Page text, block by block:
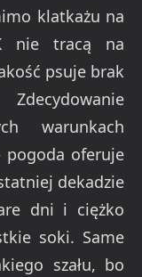
klatkażu na
nie tracą na
psuje brak
warunkach
pogoda oferuje
dekadzie
dni i ciężko
soki. Same
szału, bo